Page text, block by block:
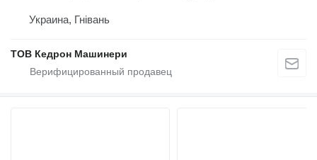
Украина, Гнівань
ТОВ Кедрон Машинери